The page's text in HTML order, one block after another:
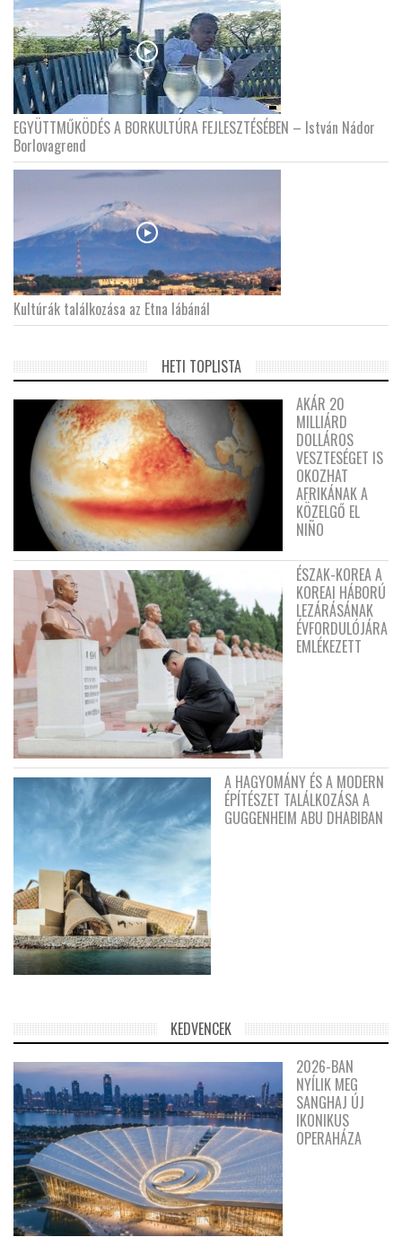
EGYÜTTMŰKÖDÉS A BORKULTÚRA FEJLESZTÉSÉBEN – István Nádor
Borlovagrend
Kultúrák találkozása az Etna lábánál
HETI TOPLISTA
AKÁR 20
MILLIÁRD
DOLLÁROS
VESZTESÉGET IS
OKOZHAT
AFRIKÁNAK A
KÖZELGŐ EL
NIÑO
ÉSZAK-KOREA A
KOREAI HÁBORÚ
LEZÁRÁSÁNAK
ÉVFORDULÓJÁRA
EMLÉKEZETT
A HAGYOMÁNY ÉS A MODERN
ÉPÍTÉSZET TALÁLKOZÁSA A
GUGGENHEIM ABU DHABIBAN
KEDVENCEK
2026-BAN
NYÍLIK MEG
SANGHAJ ÚJ
IKONIKUS
OPERAHÁZA